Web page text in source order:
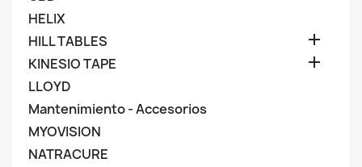
HELIX
HILL TABLES

KINESIO TAPE 
LLOYD
Mantenimiento - Accesorios
MYOVISION
NATRACURE